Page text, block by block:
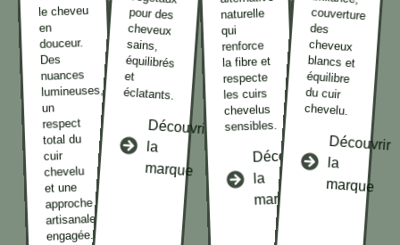
le cheveu
en
douceur.
Des
nuances
lumineuses,
un
respect
total du
cuir
chevelu
et une
approche
artisanale
engagée.
et
éclatants.
Découvrir
la
marque
naturelle
qui
renforce
la fibre et
respecte
les cuirs
chevelus
sensibles.
Découvrir
la
marque
des
chevelu.
Découvrir
la
marque